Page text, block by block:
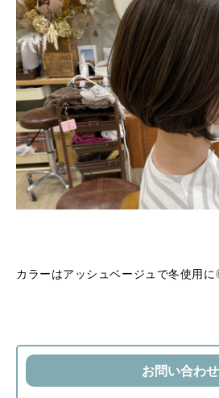
カラーはアッシュベージュで冬使用
お問い合わせ